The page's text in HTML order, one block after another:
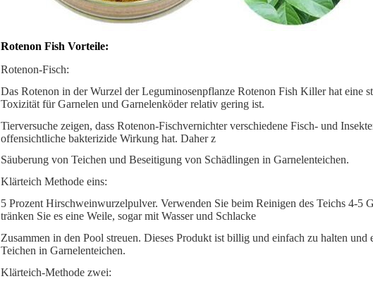
Rotenon Fish Vorteile:
Rotenon-Fisch:
Das Rotenon in der Wurzel der Leguminosenpflanze Rotenon Fish Killer hat eine
Toxizität für Garnelen und Garnelenköder relativ gering ist.
Tierversuche zeigen, dass Rotenon-Fischvernichter verschiedene Fisch- und
offensichtliche bakterizide Wirkung hat. Daher z
Säuberung von Teichen und Beseitigung von Schädlingen in Garnelenteichen.
Klärteich Methode eins:
5 Prozent Hirschweinwurzelpulver. Verwenden Sie beim Reinigen des Teichs 4-5
tränken Sie es eine Weile, sogar mit Wasser und Schlacke
Zusammen in den Pool streuen. Dieses Produkt ist billig und einfach zu halten
Teichen in Garnelenteichen.
Klärteich-Methode zwei: